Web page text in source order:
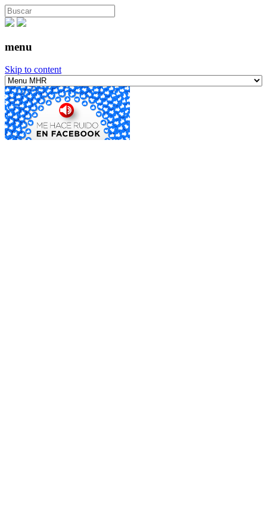
menu
Skip to content